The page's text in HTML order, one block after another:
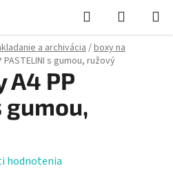
Hľadať
KOŠÍK
a archivácia/boxy na
PASTELINI s gumou, ružový
A4 PP
gumou,
hodnotenia